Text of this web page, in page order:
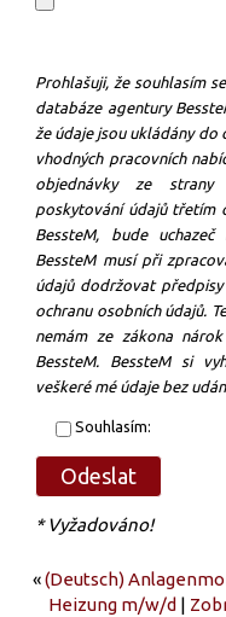
Prohlašuji, že souhlasím
databáze agentury
že údaje jsou ukládány
vhodných pracovních
objednávky ze strany
poskytování údajů třetím
BessteM, bude
BessteM musí při
údajů dodržovat
ochranu osobních údajů.
nemám ze zákona
BessteM. BessteM si
veškeré mé údaje bez
Souhlasím:
* Vyžadováno!
«(Deutsch)
Heizung m/w/d |